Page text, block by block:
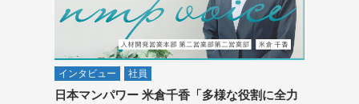
インタビュー 社員
日本マンパワー 米倉千香「多様な役割に全力